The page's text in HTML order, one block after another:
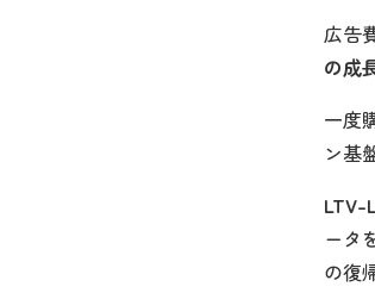
広告
の成
一度
ン基
LTV-
ータ
の復